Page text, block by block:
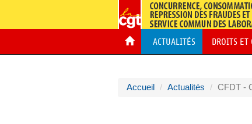
ACTUALITÉS DROITS ET
Accueil Actualités CFDT -